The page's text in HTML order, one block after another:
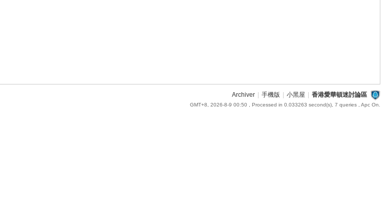
Archiver 手機版 小黑屋 香港愛華頓迷討論區
GMT+8, 2026-8-9 00:50 , Processed in 0.033263 second(s), 7 queries , Apc On.